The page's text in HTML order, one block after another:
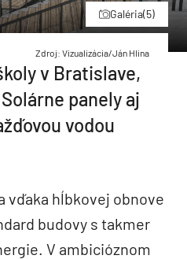
Galéria(5)
Zdroj: Vizualizácia/Ján Hlina
v Bratislave,
panely aj
vodou
vďaka hĺbkovej obnove
budovy s takmer
V ambicióznom